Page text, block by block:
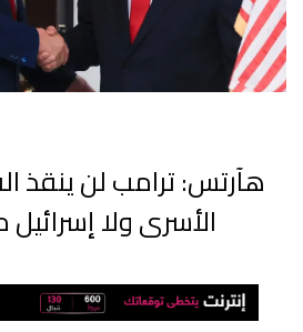
هآرتس: ترامب لن ينقذ
الأسرى ولا